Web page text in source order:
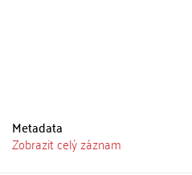
Metadata
Zobrazit celý záznam